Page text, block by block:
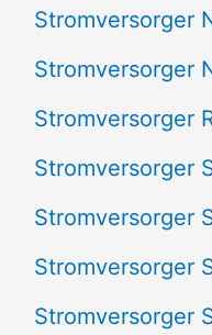
Stromversorger
Stromversorger
Stromversorger
Stromversorger
Stromversorger
Stromversorger
Stromversorger